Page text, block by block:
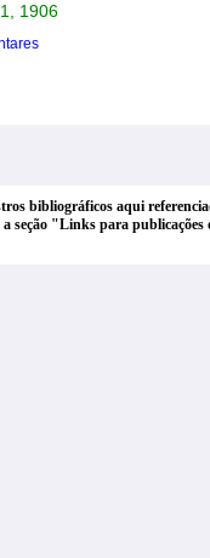
1906
bibliográficos aqui
seção "Links para